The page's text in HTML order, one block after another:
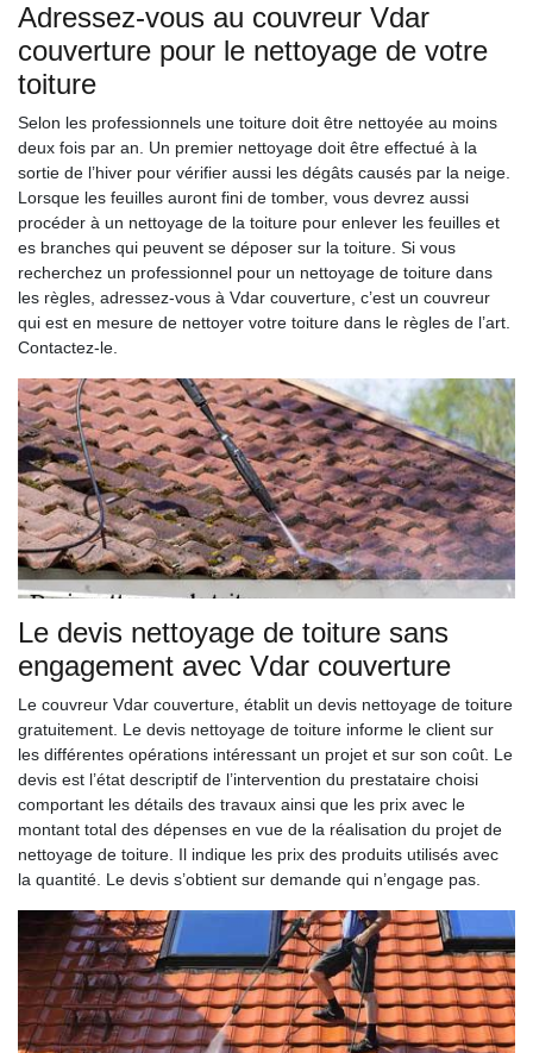
Adressez-vous au couvreur Vdar
couverture pour le nettoyage de votre
toiture
Selon les professionnels une toiture doit être nettoyée au moins
deux fois par an. Un premier nettoyage doit être effectué à la
sortie de l’hiver pour vérifier aussi les dégâts causés par la neige.
Lorsque les feuilles auront fini de tomber, vous devrez aussi
procéder à un nettoyage de la toiture pour enlever les feuilles et
es branches qui peuvent se déposer sur la toiture. Si vous
recherchez un professionnel pour un nettoyage de toiture dans
les règles, adressez-vous à Vdar couverture, c’est un couvreur
qui est en mesure de nettoyer votre toiture dans le règles de l’art.
Contactez-le.
Le devis nettoyage de toiture sans
engagement avec Vdar couverture
Le couvreur Vdar couverture, établit un devis nettoyage de toiture
gratuitement. Le devis nettoyage de toiture informe le client sur
les différentes opérations intéressant un projet et sur son coût. Le
devis est l’état descriptif de l’intervention du prestataire choisi
comportant les détails des travaux ainsi que les prix avec le
montant total des dépenses en vue de la réalisation du projet de
nettoyage de toiture. Il indique les prix des produits utilisés avec
la quantité. Le devis s’obtient sur demande qui n’engage pas.